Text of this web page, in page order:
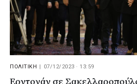
ΠΟΛΙΤΙΚΗ 07/12/2023 · 13:59